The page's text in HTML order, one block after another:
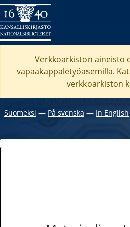
Verkkoarkiston aineisto
vapaakappaletyöasemilla.
verkkoarkiston
Suomeksi ― På svenska ― In English